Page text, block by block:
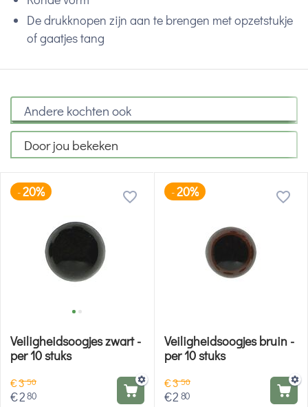
De drukknopen zijn aan te brengen met opzetstukje
of gaatjes tang
Andere kochten ook
Door jou bekeken
-20%
Veiligheidsoogjes zwart -
per 10 stuks
€350
€280
-20%
Veiligheidsoogjes bruin -
per 10 stuks
€350
€2 80